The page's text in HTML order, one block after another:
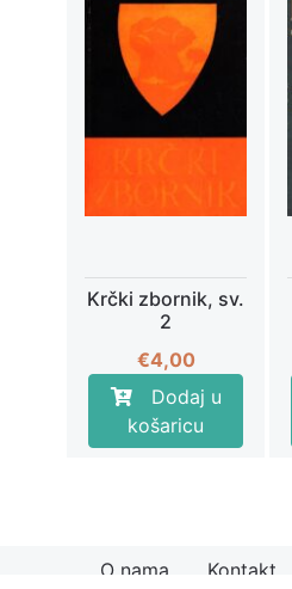
Krčki zbornik, sv.
2
€4,00
Dodaj u
košaricu
O nama Kontakt